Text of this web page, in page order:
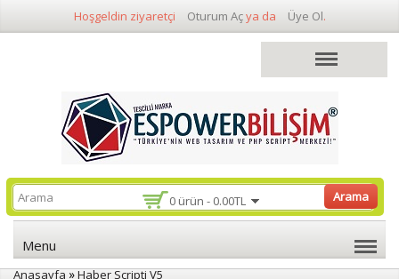
Hoşgeldin ziyaretçi Oturum Açya da Üye Ol.
0 ürün - 0.00TL Arama
Menu
Anasayfa»Haber Scripti V5